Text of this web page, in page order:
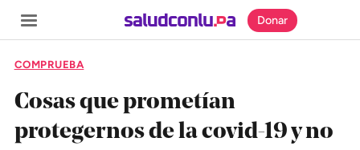
SECCIONES
Donar
COMPRUEBA
Cosas que prometían
protegernos de la covid-19 y no